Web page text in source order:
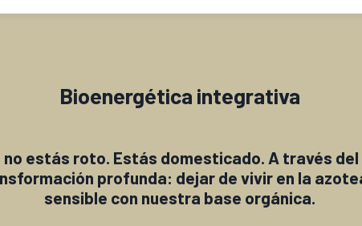
Bioenergética integrativa
estás roto. Estás domesticado. A través
profunda: dejar de vivir en la
sensible con nuestra base orgánica.